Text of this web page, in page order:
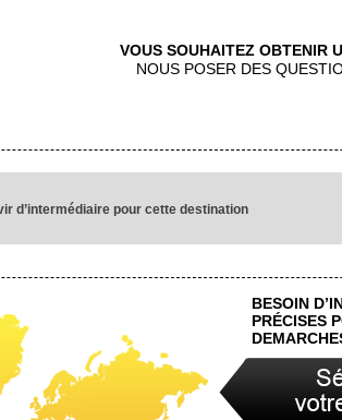
VOUS SOUHAITEZ OBTENIR
NOUS POSER DES
d’intermédiaire pour cette destination
BESOIN
PRÉCISES